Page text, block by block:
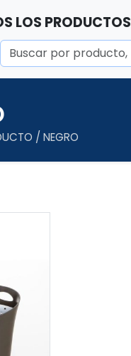
LOS PRODUCTOS
/ NEGRO